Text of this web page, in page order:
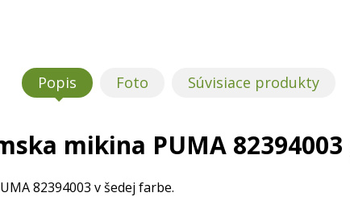
Popis Foto Súvisiace produkty
mikina PUMA
82394003 v šedej farbe.